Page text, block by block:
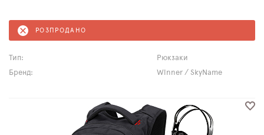
РОЗПРОДАНО
Тип:
Рюкзаки
Бренд:
Winner / SkyName